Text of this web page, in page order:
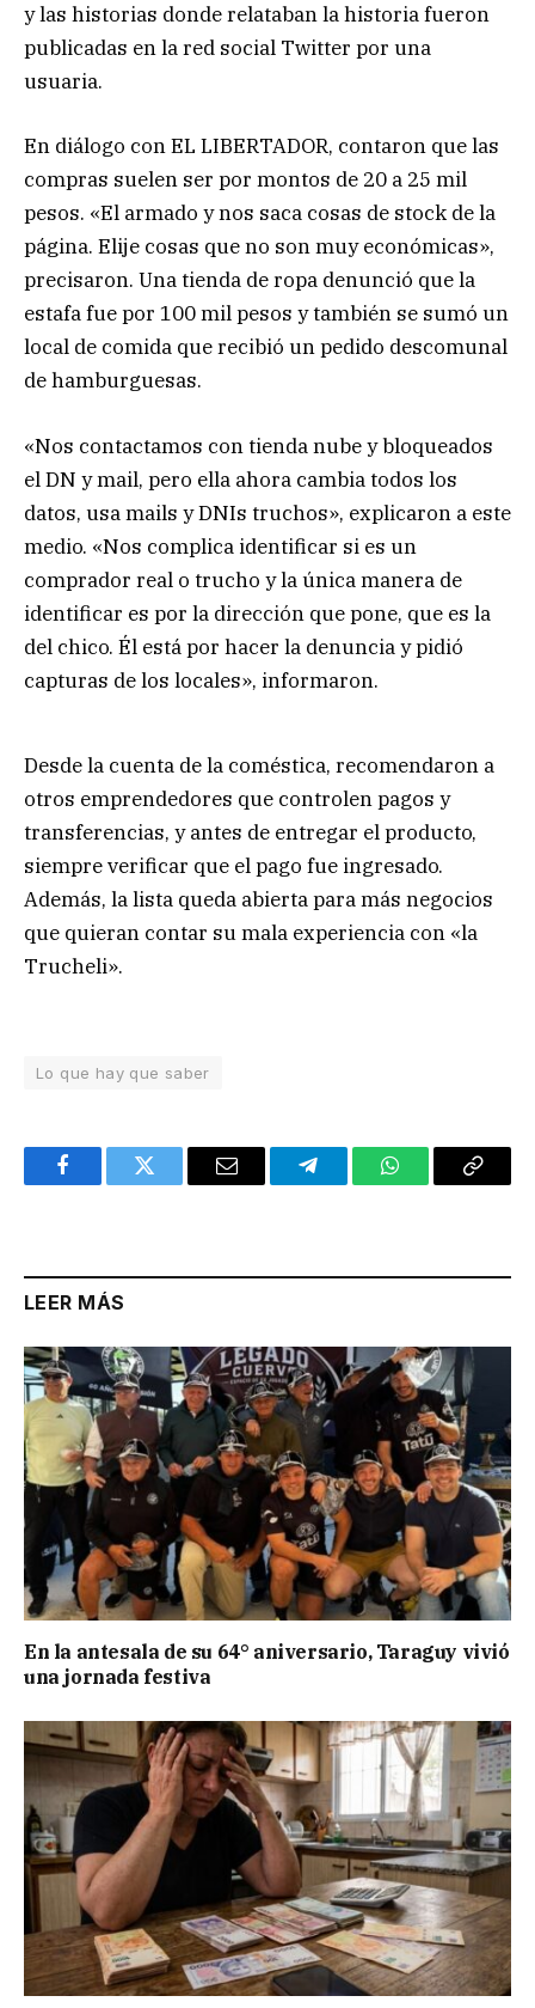
y las historias donde relataban la historia fueron
publicadas en la red social Twitter por una
usuaria.
En diálogo con EL LIBERTADOR, contaron que las
compras suelen ser por montos de 20 a 25 mil
pesos. «El armado y nos saca cosas de stock de la
página. Elije cosas que no son muy económicas»,
precisaron. Una tienda de ropa denunció que la
estafa fue por 100 mil pesos y también se sumó un
local de comida que recibió un pedido descomunal
de hamburguesas.
«Nos contactamos con tienda nube y bloqueados
el DN y mail, pero ella ahora cambia todos los
datos, usa mails y DNIs truchos», explicaron a este
medio. «Nos complica identificar si es un
comprador real o trucho y la única manera de
identificar es por la dirección que pone, que es la
del chico. Él está por hacer la denuncia y pidió
capturas de los locales», informaron.
Desde la cuenta de la coméstica, recomendaron a
otros emprendedores que controlen pagos y
transferencias, y antes de entregar el producto,
siempre verificar que el pago fue ingresado.
Además, la lista queda abierta para más negocios
que quieran contar su mala experiencia con «la
Trucheli».
Lo que hay que saber
FacebookTwitter Email TelegramWhatsAppCopy
LEER MÁS
En la antesala de su 64° aniversario, Taraguy vivió
una jornada festiva